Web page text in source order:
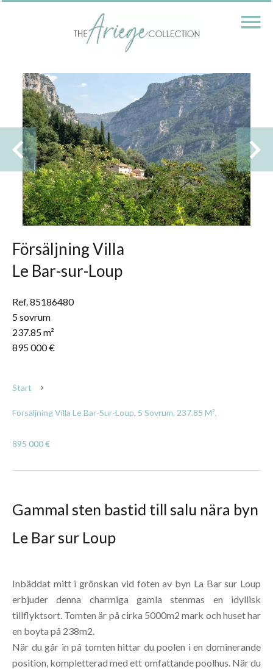
Försäljning Villa
Le Bar-sur-Loup
Ref. 85186480
5 sovrum
237.85 m²
895 000 €
Start
Försäljning Villa Le Bar-Sur-Loup, 5 Sovrum, 237.85 M²,
895 000 €
Gammal sten bastid till salu nära byn
Le Bar sur Loup
Inbäddat mitt i grönskan vid foten av byn La Bar sur Loup
erbjuder denna charmiga gamla stenmas en idyllisk
tillflyktsort. Tomten är på cirka 5000m2 mark och huset har
en boyta på 238m2.
När du går in på tomten hittar du poolen i en dominerande
position, kompletterad med ett omfattande poolhus. När du